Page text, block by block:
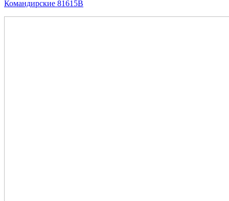
Командирские 81615В